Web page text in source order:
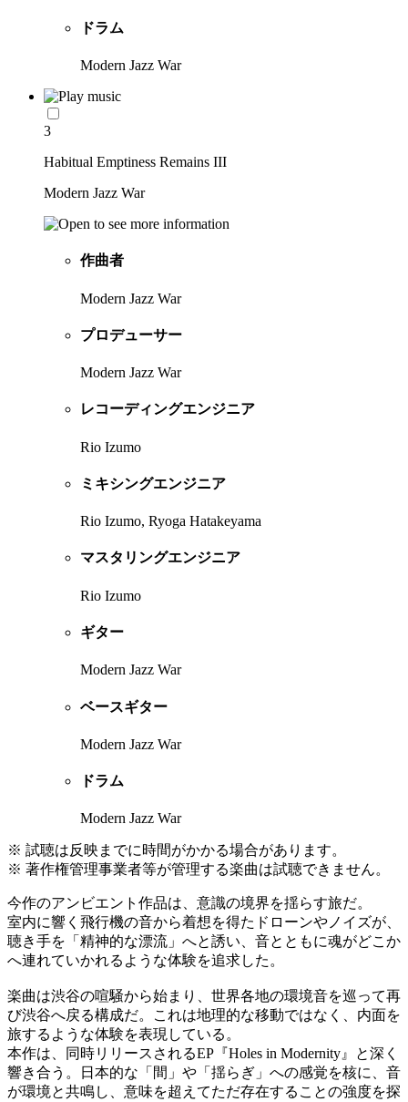
ドラム
Modern Jazz War
3
Habitual Emptiness Remains III
Modern Jazz War
作曲者
Modern Jazz War
プロデューサー
Modern Jazz War
レコーディングエンジニア
Rio Izumo
ミキシングエンジニア
Rio Izumo, Ryoga Hatakeyama
マスタリングエンジニア
Rio Izumo
ギター
Modern Jazz War
ベースギター
Modern Jazz War
ドラム
Modern Jazz War
※ 試聴は反映までに時間がかかる場合があります。
※ 著作権管理事業者等が管理する楽曲は試聴できません。
今作のアンビエント作品は、意識の境界を揺らす旅だ。
室内に響く飛行機の音から着想を得たドローンやノイズが、
聴き手を「精神的な漂流」へと誘い、音とともに魂がどこか
へ連れていかれるような体験を追求した。
楽曲は渋谷の喧騒から始まり、世界各地の環境音を巡って再
び渋谷へ戻る構成だ。これは地理的な移動ではなく、内面を
旅するような体験を表現している。
本作は、同時リリースされるEP『Holes in Modernity』と深く
響き合う。日本的な「間」や「揺らぎ」への感覚を核に、音
が環境と共鳴し、意味を超えてただ存在することの強度を探